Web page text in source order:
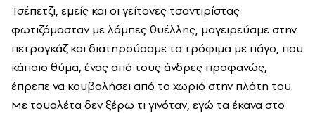
Τσέπετζι, εμείς και οι γείτονες τσαντιρίστας
φωτιζόμασταν με λάμπες θυέλλης, μαγειρεύαμε στην
πετρογκάζ και διατηρούσαμε τα τρόφιμα με πάγο, που
κάποιο θύμα, ένας από τους άνδρες προφανώς,
έπρεπε να κουβαλήσει από το χωριό στην πλάτη του.
Με τουαλέτα δεν ξέρω τι γινόταν, εγώ τα έκανα στο